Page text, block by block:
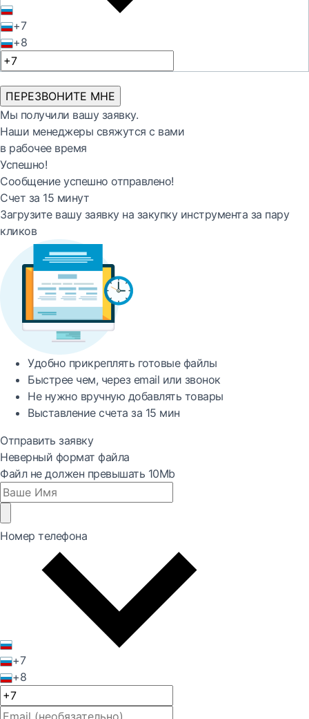
+7
+8
ПЕРЕЗВОНИТЕ МНЕ
Мы получили вашу заявку.
Наши менеджеры свяжутся с вами
в рабочее время
Успешно!
Сообщение успешно отправлено!
Счет за 15 минут
Загрузите вашу заявку на закупку инструмента за пару
кликов
Удобно прикреплять готовые файлы
Быстреечем, через email или звонок
Не нужно вручную добавлять товары
Выставление счета за 15 мин
Отправить заявку
Неверный формат файла
Файл не должен превышать 10Mb
Номер телефона
+7
+8